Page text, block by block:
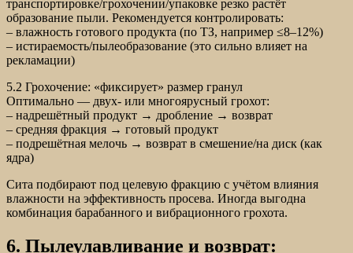
транспортировке/грохочении/упаковке резко растёт
образование пыли. Рекомендуется контролировать:
– влажность готового продукта (по ТЗ, например ≤8–12%)
– истираемость/пылеобразование (это сильно влияет на
рекламации)
5.2 Грохочение: «фиксирует» размер гранул
Оптимально — двух- или многоярусный грохот:
– надрешётный продукт → дробление → возврат
– средняя фракция → готовый продукт
– подрешётная мелочь → возврат в смешение/на диск (как
ядра)
Сита подбирают под целевую фракцию с учётом влияния
влажности на эффективность просева. Иногда выгодна
комбинация барабанного и вибрационного грохота.
6. Пылеулавливание и возврат: